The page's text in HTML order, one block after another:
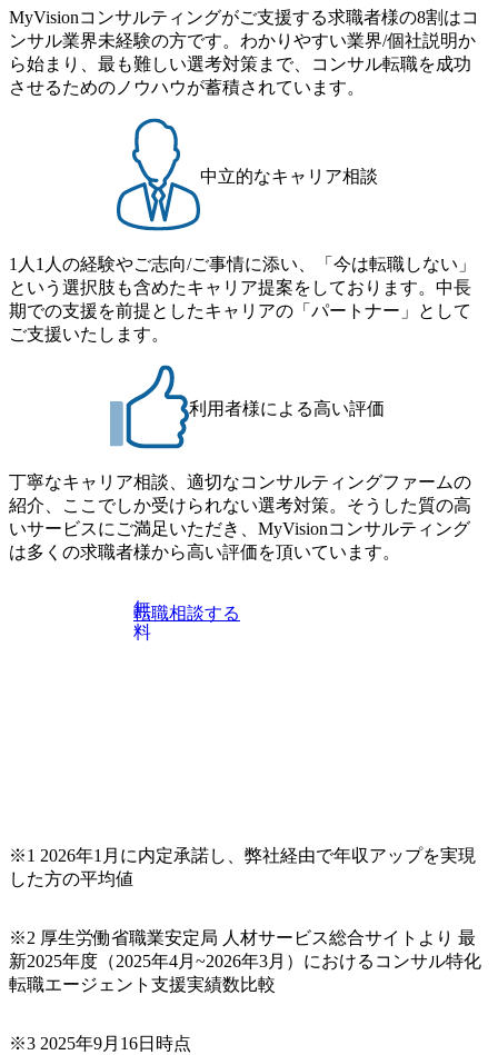
で主体的に動ける方 ・年齢にこだわらず、アドバイスを素
直に受け取れる方 ・推進力のある方
6年8月23日(日)にSustainable SCM SU 1day選考会を開催いた
します。 当SUは「GlobalでのSCM構築」や「物流・調達コ
ストの構造改革」といった伝統的なテーマに留まらずクラ
イアントがこれから取組むべき「グリーントランスフォー
った社会課題やテーマに対して、グローバル知見と最新の
事例などを基に企業の構造改革と社会価値の創造の取り組
みを行うプロフェッショナルチームです。 今回1day選考対
象となるポジションは下記となります。 ・コンサルタント
(調達改革・設備O&M)【SCS SU】 ・コンサルタント(ECM/
流改革/需給プロセス改革)【SSC SU】 ・SCM/ECMデータ・
プロセス分析・AI活用_Sustainable SCM Strategy Unit(Strategy
Consultant職)≪東京・大阪≫ ・コンサルタント(SCS SUオー
プンポジション)【SCS SU】 ※当日は全体での会社説明な
どはなく、個別選考のみの実施を予定しています ※1名あた
りの拘束時間は1時間～最大2時間半程度を想定しています
※1次面接と最終面接の間をなるべく空けないよう調整して
おりますが、調整が叶わないケースもございます オンライ
ン 書類選考通過者
食事などのカジュアルな交流、実際のプロジェクトのケー
ススタディ、1対1の模擬面接等、複数のセッションを約1か
月の期間に渡り行い、選考にご参加いただきます。コンサ
ルタント未経験の方でも、戦略コンサルタントの具体的な
仕事内容からお話をさせていただきますので、戦略コンサ
ルティングにご興味をお持ちの方は、この機会にぜひご応
にはWebテストを8月20日までに受験いただきます ・8月21
日までにプログラム参加者をご案内します ・初回プログラ
ム : 8月29日(土)10:00～13:30 @ベイン東京オフィス(六本木)
・プログラム期間中はコンサルタントとの食事会、プロジ
ェクトのご紹介、ケースワークショップなどを実施します
・10月17日(土)開催の選考会にて採用面接を実施する予定で
す ※ご都合が合わない方は別途調整いたします 初回プロ
ラインまたはオフラインの実施 ※東京オフィスのみのご応
募となります。他オフィス希望を含めたご応募はお受けい
たしかねますのでご了承ください ● フルタイムでの職務経
歴を2年以上お持ちの方で、東京オフィスのコンサルタント
ポジションに応募意思がある方 ● 英語・日本語ともにビジ
ネスレベルの方 ※日本語が母国語でない方は日本語能力
試験N1またはそれ相当の上級レベルの日本語力(会話・読解
力)
MyVisionコンサルティングがご支援する求職者様の8割はコ
ンサル業界未経験の方です。わかりやすい業界/個社説明か
ら始まり、最も難しい選考対策まで、コンサル転職を成功
させるためのノウハウが蓄積されています。
中立的なキャリア相談
1人1人の経験やご志向/ご事情に添い、「今は転職しない」
という選択肢も含めたキャリア提案をしております。中長
期での支援を前提としたキャリアの「パートナー」として
ご支援いたします。
利用者様による高い評価
丁寧なキャリア相談、適切なコンサルティングファームの
紹介、ここでしか受けられない選考対策。そうした質の高
いサービスにご満足いただき、MyVisionコンサルティング
は多くの求職者様から高い評価を頂いています。
無
料
転職相談する
※1 2026年1月に内定承諾し、弊社経由で年収アップを実現
した方の平均値
※2 厚生労働省職業安定局 人材サービス総合サイトより 最
新2025年度（2025年4月~2026年3月）におけるコンサル特化
転職エージェント支援実績数比較
※3 2025年9月16日時点